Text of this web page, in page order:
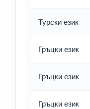
Турски език
Гръцки език
Гръцки език
Гръцки език